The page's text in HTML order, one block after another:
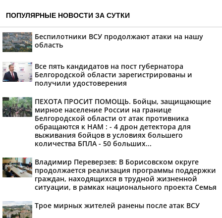
ПОПУЛЯРНЫЕ НОВОСТИ ЗА СУТКИ
Беспилотники ВСУ продолжают атаки на нашу
область
Все пять кандидатов на пост губернатора
Белгородской области зарегистрированы и
получили удостоверения
ПЕХОТА ПРОСИТ ПОМОЩЬ. Бойцы, защищающие
мирное население России на границе
Белгородской области от атак противника
обращаются к НАМ : - 4 дрон детектора для
выживания бойцов в условиях большего
количества БПЛА - 50 больших...
Владимир Переверзев: В Борисовском округе
продолжается реализация программы поддержки
граждан, находящихся в трудной жизненной
ситуации, в рамках национального проекта Семья
Трое мирных жителей ранены после атак ВСУ